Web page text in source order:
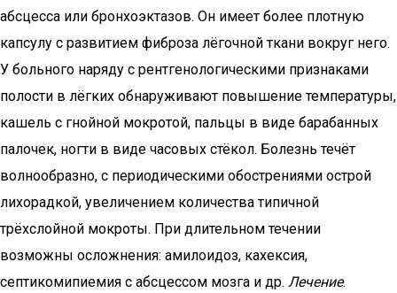
абсцесса или бронхоэктазов. Он имеет более плотную
капсулу с развитием фиброза лёгочной ткани вокруг него.
У больного наряду с рентгенологическими признаками
полости в лёгких обнаруживают повышение температуры,
кашель с гнойной мокротой, пальцы в виде барабанных
палочек, ногти в виде часовых стёкол. Болезнь течёт
волнообразно, с периодическими обострениями острой
лихорадкой, увеличением количества типичной
трёхслойной мокроты. При длительном течении
возможны осложнения: амилоидоз, кахексия,
септикомипиемия с абсцессом мозга и др. Лечение.